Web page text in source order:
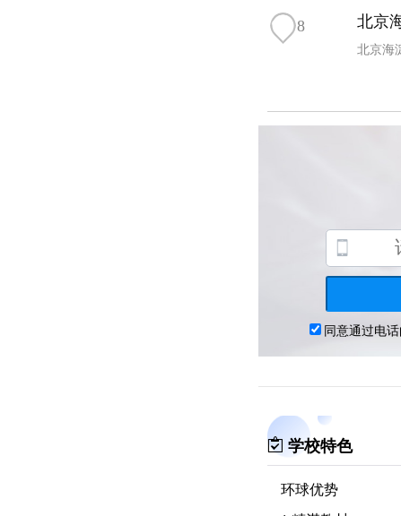
8 北京
北京海
学校特色
环球优势